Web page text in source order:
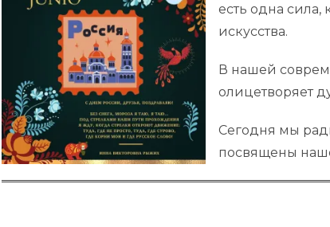
есть одна
искусства.
В нашей
олицетворяет
Сегодня мы
посвящены